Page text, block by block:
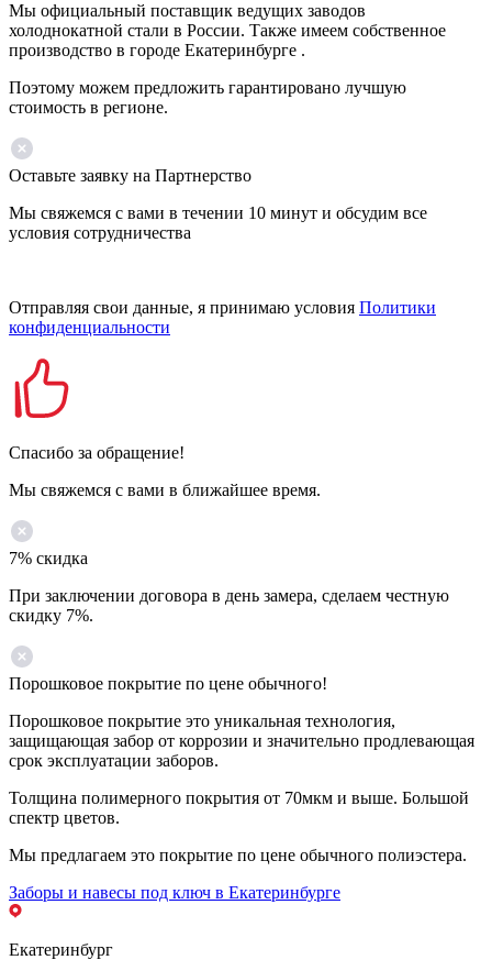
Мы официальный поставщик ведущих заводов
холоднокатной стали в России. Также имеем собственное
производство в городе Екатеринбурге .
Поэтому можем предложить гарантировано лучшую
стоимость в регионе.
Оставьте заявку на Партнерство
Мы свяжемся с вами в течении 10 минут и обсудим все
условия сотрудничества
Отправляя свои данные, я принимаю условия Политики
конфиденциальности
Спасибо за обращение!
Мы свяжемся с вами в ближайшее время.
7% скидка
При заключении договора в день замера, сделаем честную
скидку 7%.
Порошковое покрытие по цене обычного!
Порошковое покрытие это уникальная технология,
защищающая забор от коррозии и значительно продлевающая
срок эксплуатации заборов.
Толщина полимерного покрытия от 70мкм и выше. Большой
спектр цветов.
Мы предлагаем это покрытие по цене обычного полиэстера.
Заборы и навесы под ключ в Екатеринбурге
Екатеринбург